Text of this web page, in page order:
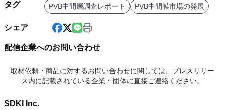
タグ PVB中間層調査レポート PVB中間膜市場の発展
シェア
配信企業へのお問い合わせ
取材依頼・商品に対するお問い合わせに関しては、プレスリリー
ス内に記載されている企業・団体に直接ご連絡ください。
SDKI Inc.